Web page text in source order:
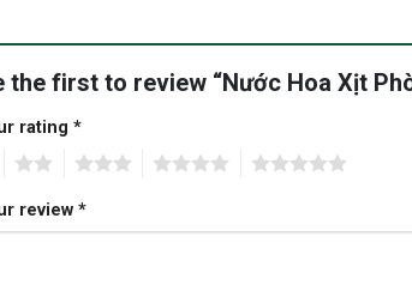
the first to review “Nước Hoa Xịt
rating *
review *